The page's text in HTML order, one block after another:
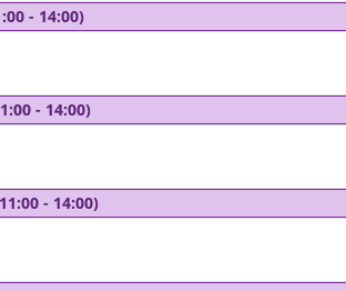
- 14:00)
- 14:00)
- 14:00)